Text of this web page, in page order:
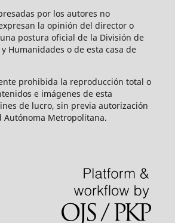
por los autores no
la opinión del director o
postura oficial de la División de
y Humanidades o de esta casa de
prohibida la reproducción total o
e imágenes de esta
de lucro, sin previa autorización
Autónoma Metropolitana.